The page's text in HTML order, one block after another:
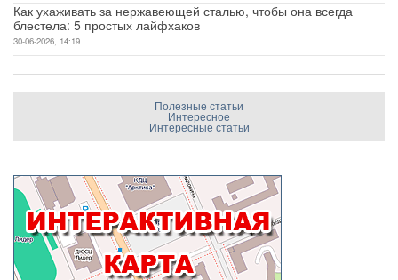
Как ухаживать за нержавеющей сталью, чтобы она всегда
блестела: 5 простых лайфхаков
30-06-2026, 14:19
Полезные статьи
Интересное
Интересные статьи